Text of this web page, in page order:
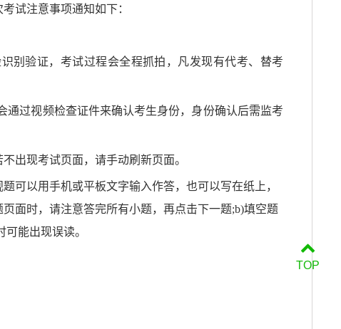
试注意事项通知如下：
别验证，考试过程会全程抓拍，凡发现有代考、替考
过视频检查证件来确认考生身份，身份确认后需监考
出现考试页面，请手动刷新页面。
可以用手机或平板文字输入作答，也可以写在纸上，
面时，请注意答完所有小题，再点击下一题;b)填空题
能出现误读。
TOP